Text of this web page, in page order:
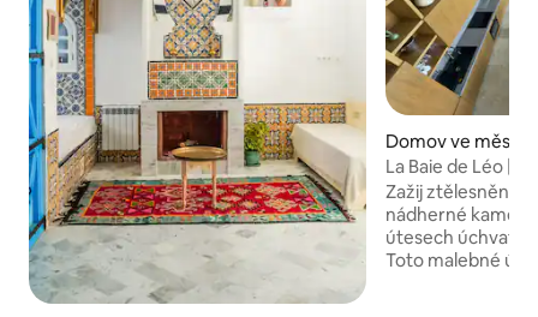
Domov ve městě
La Baie de Léo |
Zažij ztělesnění
nádherné
útesech
Toto malebné